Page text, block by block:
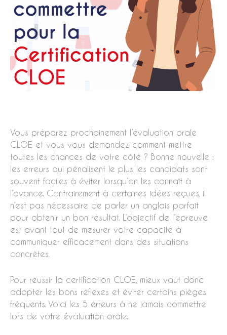
Vous préparez prochainement l’évaluation orale
CLOE et vous vous demandez comment mettre
toutes les chances de votre côté ? Bonne nouvelle :
les erreurs qui pénalisent le plus les candidats sont
souvent faciles à éviter lorsqu’on les connaît à
l’avance. Contrairement à certaines idées reçues, il
n’est pas nécessaire de parler un anglais parfait
pour obtenir un bon résultat. L’objectif de l’épreuve
est avant tout de mesurer votre capacité à
communiquer efficacement dans des situations
concrètes.
Pour réussir la certification CLOE, mieux vaut donc
adopter les bons réflexes et éviter certains pièges
fréquents. Voici les 5 erreurs à ne jamais commettre
lors de votre évaluation orale.